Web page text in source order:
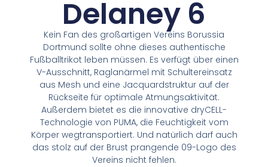
Delaney 6
Kein Fan des großartigen Vereins Borussia
Dortmund sollte ohne dieses authentische
Fußballtrikot leben müssen. Es verfügt über einen
V-Ausschnitt, Raglanärmel mit Schultereinsatz
aus Mesh und eine Jacquardstruktur auf der
Rückseite für optimale Atmungsaktivität.
Außerdem bietet es die innovative dryCELL-
Technologie von PUMA, die Feuchtigkeit vom
Körper wegtransportiert. Und natürlich darf auch
das stolz auf der Brust prangende 09-Logo des
Vereins nicht fehlen.